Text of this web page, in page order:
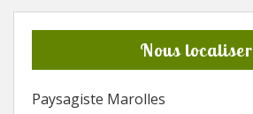
Nous localiser
Paysagiste Marolles